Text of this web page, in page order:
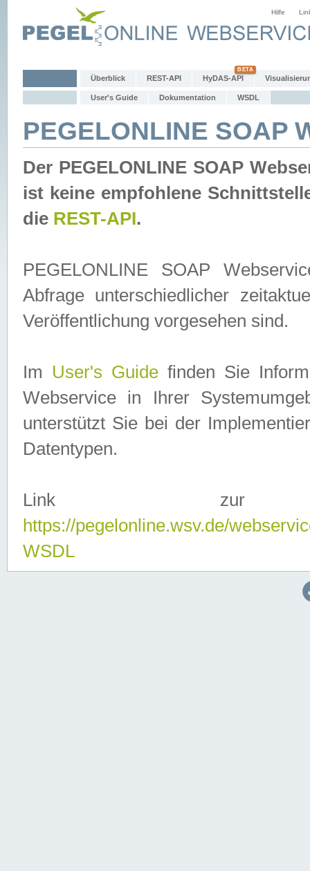
Hilfe
Überblick REST-API HyDAS-API
User's Guide Dokumentation WSDL
PEGELONLINE SOAP
Der PEGELONLINE SOAP
ist keine empfohlene
die REST-API.
PEGELONLINE SOAP
Abfrage unterschiedlicher
Veröffentlichung vorgesehen sind.
Im User's Guidefinden Sie
Webservice in Ihrer
unterstützt Sie bei der
Datentypen.
Link zur
https://pegelonline.wsv.de/
WSDL